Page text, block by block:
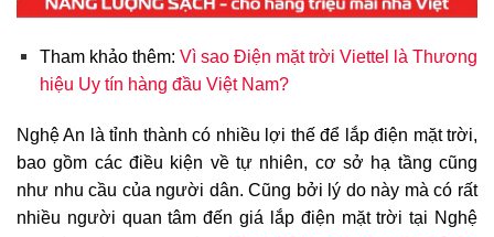
Tham khảo thêm: Vì sao Điện mặt trời Viettel là Thương
hiệu Uy tín hàng đầu Việt Nam?
Nghệ An là tỉnh thành có nhiều lợi thế để lắp điện mặt trời,
bao gồm các điều kiện về tự nhiên, cơ sở hạ tầng cũng
như nhu cầu của người dân. Cũng bởi lý do này mà có rất
nhiều người quan tâm đến giá lắp điện mặt trời tại Nghệ